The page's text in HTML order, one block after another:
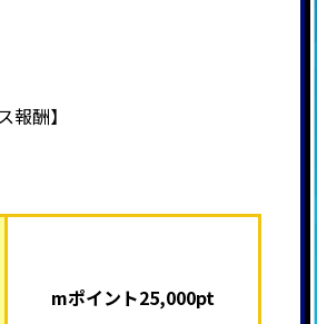
報酬】
mポイント25,000pt